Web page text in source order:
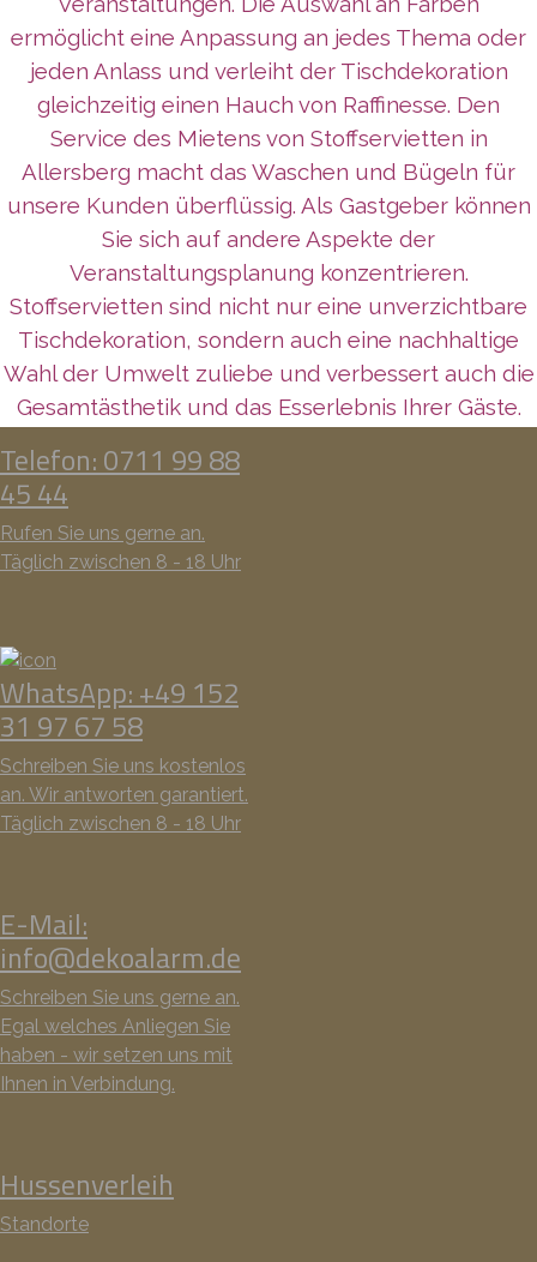
ermöglicht eine Anpassung an jedes Thema oder
jeden Anlass und verleiht der Tischdekoration
gleichzeitig einen Hauch von Raffinesse. Den
Service des Mietens von Stoffservietten in
Allersberg macht das Waschen und Bügeln für
unsere Kunden überflüssig. Als Gastgeber können
Sie sich auf andere Aspekte der
Veranstaltungsplanung konzentrieren.
Stoffservietten sind nicht nur eine unverzichtbare
Tischdekoration, sondern auch eine nachhaltige
Wahl der Umwelt zuliebe und verbessert auch die
Gesamtästhetik und das Esserlebnis Ihrer Gäste.
Telefon: 0711 99 88
45 44
Rufen Sie uns gerne an.
Täglich zwischen 8 - 18 Uhr
WhatsApp: +49 152
31 97 67 58
Schreiben Sie uns kostenlos
an. Wir antworten garantiert.
Täglich zwischen 8 - 18 Uhr
E-Mail:
info@dekoalarm.de
Schreiben Sie uns gerne an.
Egal welches Anliegen Sie
haben - wir setzen uns mit
Ihnen in Verbindung.
Hussenverleih
Standorte